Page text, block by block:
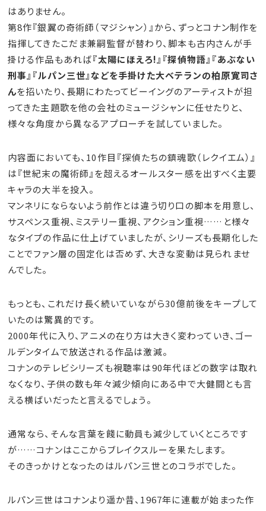
はありません。
第8作『銀翼の奇術師（マジシャン）』から、ずっとコナン制作を
指揮してきたこだま兼嗣監督が替わり、脚本も古内さんが手
掛ける作品もあれば『太陽にほえろ!』『探偵物語』『あぶない
刑事』『ルパン三世』などを手掛けた大ベテランの柏原寛司さ
んを招いたり、長期にわたってビーイングのアーティストが担
ってきた主題歌を他の会社のミュージシャンに任せたりと、
様々な角度から異なるアプローチを試していました。
内容面においても、10作目『探偵たちの鎮魂歌（レクイエム）』
は『世紀末の魔術師』を超えるオールスター感を出すべく主要
キャラの大半を投入。
マンネリにならないよう前作とは違う切り口の脚本を用意し、
サスペンス重視、ミステリー重視、アクション重視……と様々
なタイプの作品に仕上げていましたが、シリーズも長期化した
ことでファン層の固定化は否めず、大きな変動は見られませ
んでした。
もっとも、これだけ長く続いていながら30億前後をキープして
いたのは驚異的です。
2000年代に入り、アニメの在り方は大きく変わっていき、ゴー
ルデンタイムで放送される作品は激減。
コナンのテレビシリーズも視聴率は90年代ほどの数字は取れ
なくなり、子供の数も年々減少傾向にある中で大健闘とも言
える横ばいだったと言えるでしょう。
通常なら、そんな言葉を餞に動員も減少していくところです
が……コナンはここからブレイクスルーを果たします。
そのきっかけとなったのはルパン三世とのコラボでした。
ルパン三世はコナンより遥か昔、1967年に連載が始まった作